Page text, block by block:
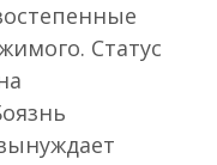
Статус